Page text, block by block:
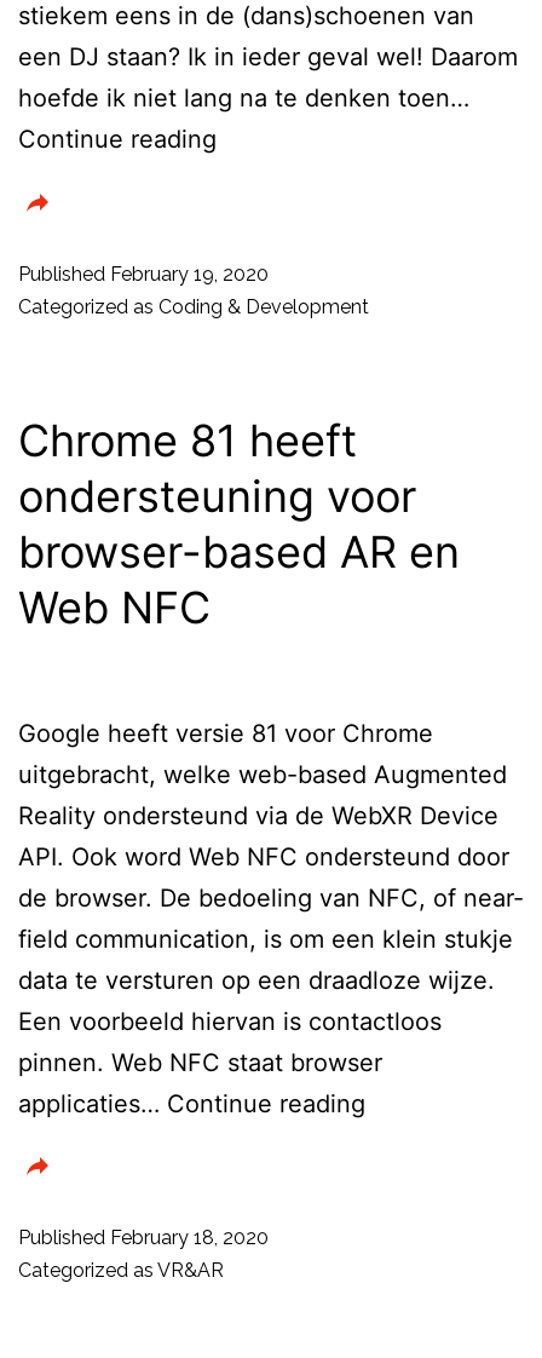
stiekem eens in de (dans)schoenen van
een DJ staan? Ik in ieder geval wel! Daarom
hoefde ik niet lang na te denken toen…
Continue reading
jij
de
van
Buuren?
Published February 19, 2020
Categorized as Coding & Development
Chrome 81 heeft
ondersteuning voor
browser-based AR en
Web NFC
Google heeft versie 81 voor Chrome
uitgebracht, welke web-based Augmented
Reality ondersteund via de WebXR Device
API. Ook word Web NFC ondersteund door
de browser. De bedoeling van NFC, of near-
field communication, is om een klein stukje
data te versturen op een draadloze wijze.
Een voorbeeld hiervan is contactloos
pinnen. Web NFC staat browser
applicaties… Continue reading
Published February 18, 2020
Categorized as VR&AR